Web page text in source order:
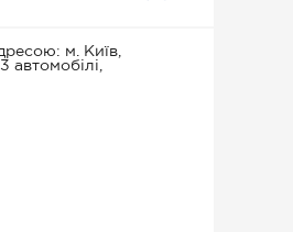
м. Київ,